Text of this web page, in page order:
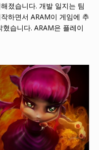
졌습니다. 개발 일지는 팀
하면서 ARAM이 게임에 추
습니다. ARAM은 플레이